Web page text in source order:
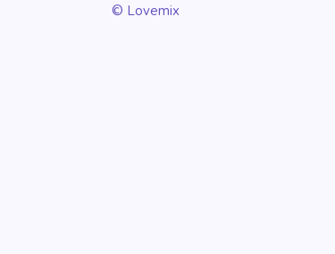
© Lovemix